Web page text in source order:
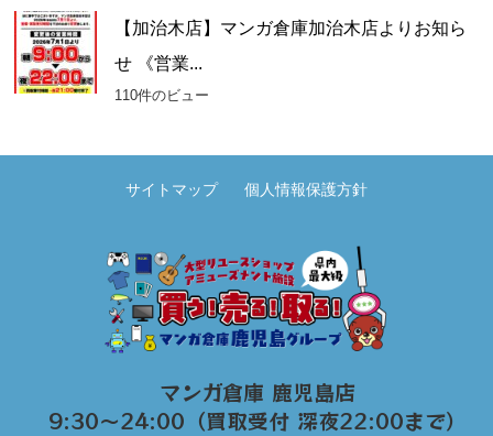
【加治木店】マンガ倉庫加治木店よりお知ら
せ 《営業...
110件のビュー
サイトマップ 個人情報保護方針
マンガ倉庫 鹿児島店
9:30～24:00（買取受付 深夜22:00まで）